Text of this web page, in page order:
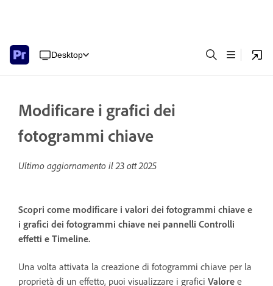
Desktop
Modificare i grafici dei
fotogrammi chiave
Ultimo aggiornamento il23 ott 2025
Scopri come modificare i valori dei fotogrammi chiave e
i grafici dei fotogrammi chiave nei pannelli Controlli
effetti e Timeline.
Una volta attivata la creazione di fotogrammi chiave per la
proprietà di un effetto, puoi visualizzare i grafici Valore e